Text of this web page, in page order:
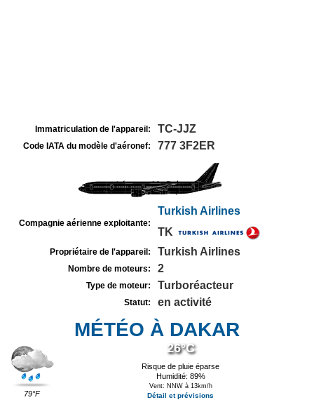
Immatriculation de l'appareil: TC-JJZ
Code IATA du modèle d'aéronef: 777 3F2ER
Compagnie aérienne exploitante:
Turkish Airlines
TK
Propriétaire de l'appareil: Turkish Airlines
Nombre de moteurs: 2
Type de moteur: Turboréacteur
Statut: en activité
MÉTÉO À DAKAR
79°F
26°C
Risque de pluie éparse
Humidité: 89%
Vent: NNW à 13km/h
Détail et prévisions